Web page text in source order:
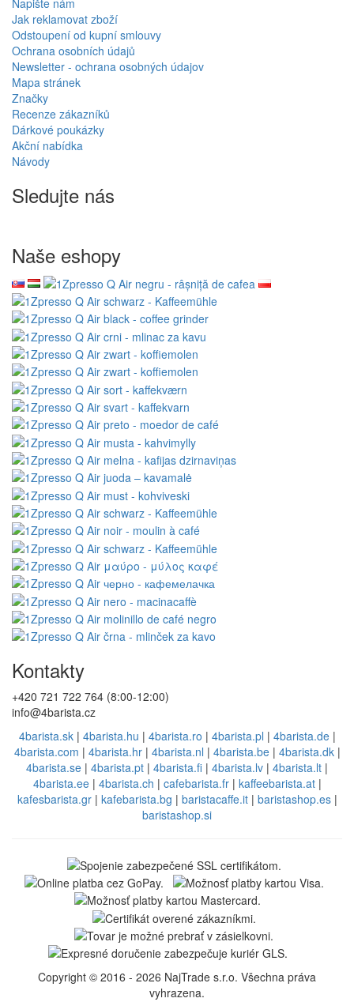
Napište nám
Jak reklamovat zboží
Odstoupení od kupní smlouvy
Ochrana osobních údajů
Newsletter - ochrana osobných údajov
Mapa stránek
Značky
Recenze zákazníků
Dárkové poukázky
Akční nabídka
Návody
Sledujte nás
Naše eshopy
Kontakty
+420 721 722 764 (8:00-12:00)
info@4barista.cz
4barista.sk| 4barista.hu | 4barista.ro | 4barista.pl | 4barista.de|
4barista.com | 4barista.hr| 4barista.nl | 4barista.be| 4barista.dk|
4barista.se | 4barista.pt | 4barista.fi | 4barista.lv | 4barista.lt |
4barista.ee| 4barista.ch | cafebarista.fr| kaffeebarista.at|
kafesbarista.gr| kafebarista.bg | baristacaffe.it| baristashop.es|
baristashop.si
Copyright © 2016 - 2026 NajTrade s.r.o. Všechna práva
vyhrazena.